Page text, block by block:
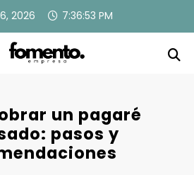
2026 7:36:54 PM
un pagaré
pasos y